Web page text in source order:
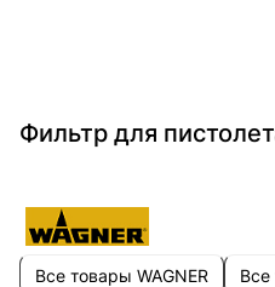
Фильтр для
Все товары WAGNER Все